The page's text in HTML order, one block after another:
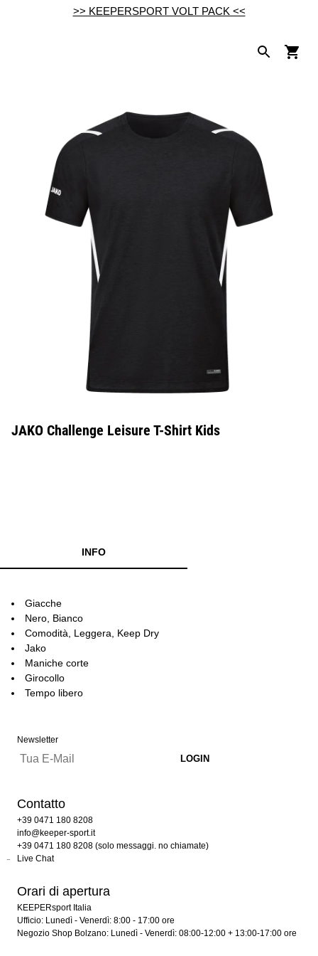
>> KEEPERSPORT VOLT PACK <<
JAKO Challenge Leisure T-Shirt Kids
INFO
Giacche
Nero, Bianco
Comodità, Leggera, Keep Dry
Jako
Maniche corte
Girocollo
Tempo libero
Newsletter
Contatto
+39 0471 180 8208
info@keeper-sport.it
+39 0471 180 8208 (solo messaggi. no chiamate)
Live Chat
Orari di apertura
KEEPERsport Italia
Ufficio: Lunedì - Venerdì: 8:00 - 17:00 ore
Negozio Shop Bolzano: Lunedì - Venerdì: 08:00-12:00 + 13:00-17:00 ore